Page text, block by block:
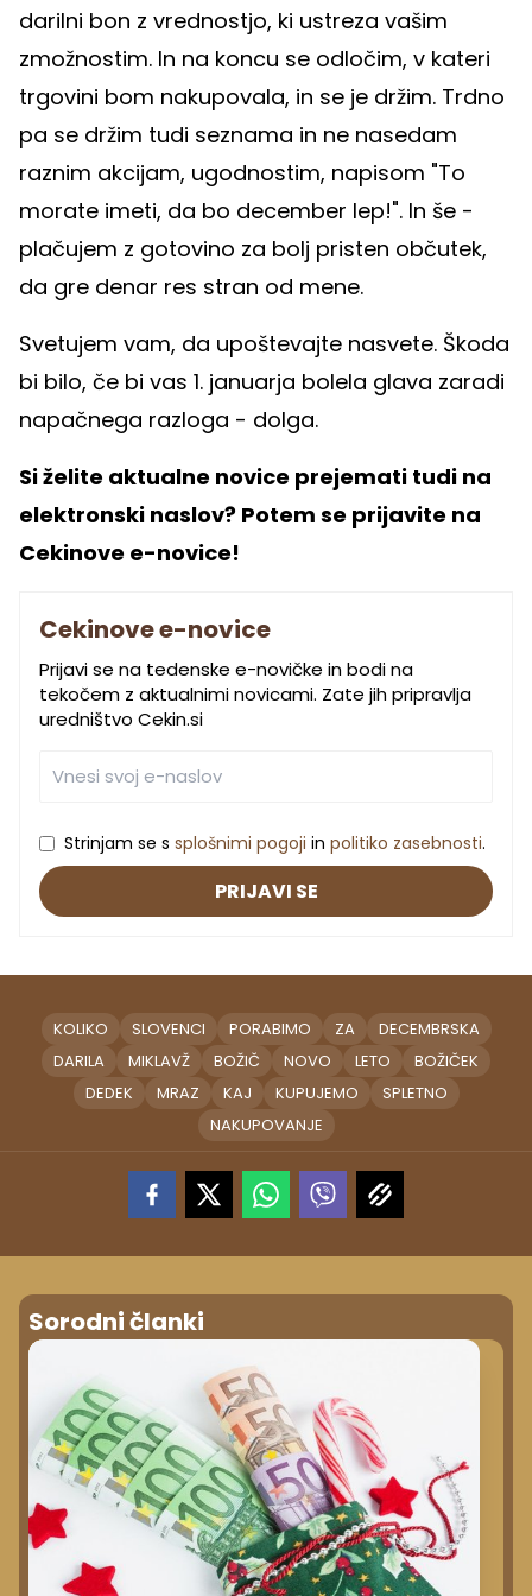
darilni bon z vrednostjo, ki ustreza vašim
zmožnostim. In na koncu se odločim, v kateri
trgovini bom nakupovala, in se je držim. Trdno
pa se držim tudi seznama in ne nasedam
raznim akcijam, ugodnostim, napisom "To
morate imeti, da bo december lep!". In še -
plačujem z gotovino za bolj pristen občutek,
da gre denar res stran od mene.
Svetujem vam, da upoštevajte nasvete. Škoda
bi bilo, če bi vas 1. januarja bolela glava zaradi
napačnega razloga - dolga.
Si želite aktualne novice prejemati tudi na
elektronski naslov? Potem se prijavite na
Cekinove e-novice!
Cekinove e-novice
Prijavi se na tedenske e-novičke in bodi na
tekočem z aktualnimi novicami. Zate jih pripravlja
uredništvo Cekin.si
Strinjam se s splošnimi pogoji in politiko zasebnosti.
PRIJAVI SE
KOLIKO SLOVENCI PORABIMO ZA
DECEMBRSKA
DARILA
MIKLAVŽ BOŽIČ NOVO LETO
BOŽIČEK
DEDEK
MRAZ KAJ KUPUJEMO
SPLETNO
NAKUPOVANJE
Sorodni članki